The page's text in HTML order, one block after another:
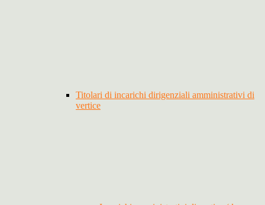
Titolari di incarichi dirigenziali amministrativi di
vertice